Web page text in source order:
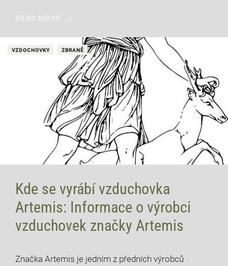
VZDOCHOVKY ZBRANĚ
Kde se vyrábí vzduchovka
Artemis: Informace o výrobci
vzduchovek značky Artemis
Značka Artemis je jedním z předních výrobců